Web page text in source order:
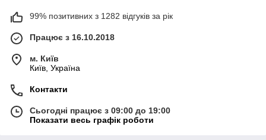
99% позитивних з 1282 відгуків за рік
Працює з 16.10.2018
м. Київ
Київ, Україна
Контакти
Сьогодні працює з 09:00 до 19:00
Показати весь графік роботи